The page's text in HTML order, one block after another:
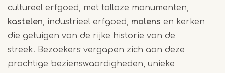
cultureel erfgoed, met talloze monumenten,
kastelen, industrieel erfgoed, molens en kerken
die getuigen van de rijke historie van de
streek. Bezoekers vergapen zich aan deze
prachtige bezienswaardigheden, unieke